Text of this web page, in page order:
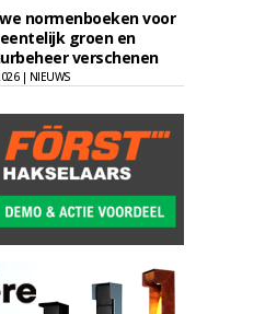
normenboeken voor
groen en
verschenen
| NIEUWS